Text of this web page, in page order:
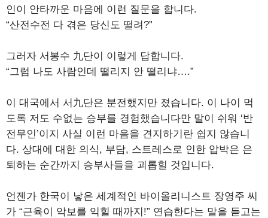
인이 안타까운 마음에 이런 질문을 합니다.
“산전수전 다 겪은 당신도 떨려?”
그러자 서봉수 九단이 이렇게 답합니다.
“그럼 나도 사람인데 떨리지 안 떨리냐….”
이 대국에서 서九단은 분전했지만 졌습니다. 이 나이 먹
도록 저도 수없는 승부를 경험했습니다만 말이 쉬워 ‘반
전무인’이지 사실 이런 마음을 견지하기란 쉽지 않습니
다. 상대에 대한 의식, 부담, 스트레스로 인한 압박은 은
퇴하는 순간까지 승부사들을 괴롭힐 것입니다.
언젠가 한국이 낳은 세계적인 바이올리니스트 장영주 씨
가 “근육이 악보를 익힐 때까지!” 연습한다는 말을 듣고는